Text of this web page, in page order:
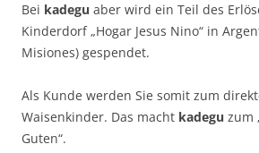
Bei kadegu aber wird ein Teil des
Kinderdorf „Hogar Jesus Nino“ in
Misiones) gespendet.
Als Kunde werden Sie somit zum
Waisenkinder. Das macht kadegu zum
Guten“.